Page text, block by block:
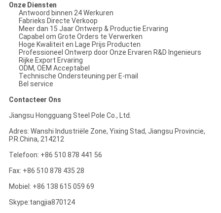
Onze Diensten
Antwoord binnen 24 Werkuren
Fabrieks Directe Verkoop
Meer dan 15 Jaar Ontwerp & Productie Ervaring
Capabel om Grote Orders te Verwerken
Hoge Kwaliteit en Lage Prijs Producten
Professioneel Ontwerp door Onze Ervaren R&D Ingenieurs
Rijke Export Ervaring
ODM, OEM Acceptabel
Technische Ondersteuning per E-mail
Bel service
Contacteer Ons
Jiangsu Hongguang Steel Pole Co., Ltd.
Adres: Wanshi Industriële Zone, Yixing Stad, Jiangsu Provincie,
P.R.China, 214212
Telefoon: +86 510 878 441 56
Fax: +86 510 878 435 28
Mobiel: +86 138 615 059 69
Skype:tangjia870124